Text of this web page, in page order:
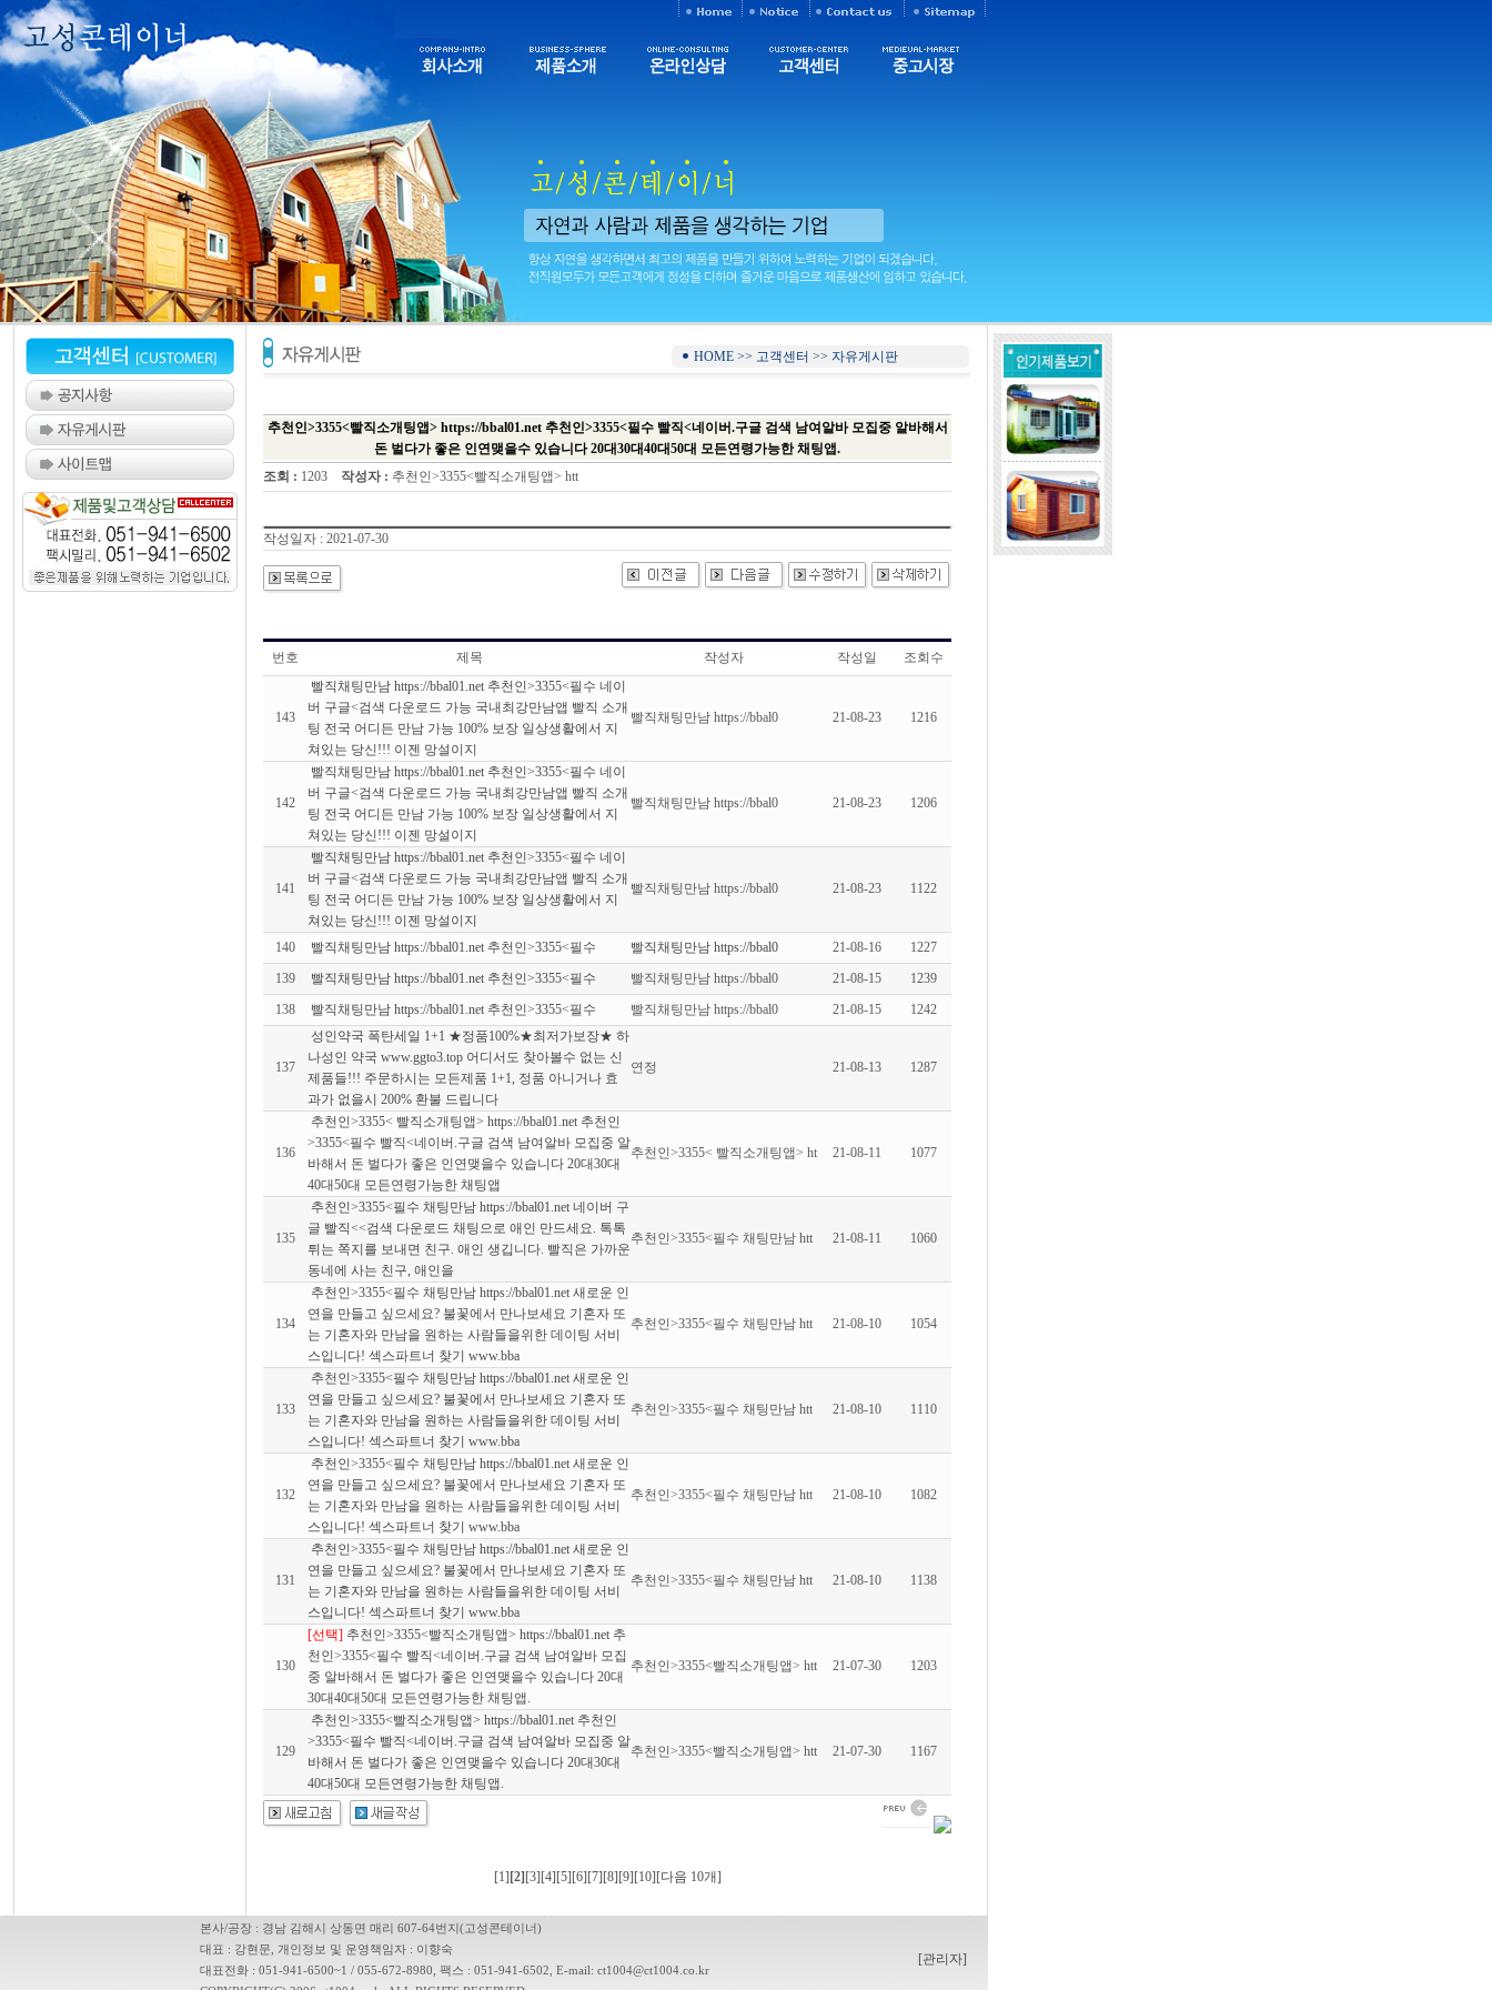
HOME >> 고객센터 >> 자유게시판
추천인>3355<빨직소개팅앱> https://bbal01.net 추천인>3355<필수 빨직<네이버.구글 검색 남여알바 모집중 알바해서
돈 벌다가 좋은 인연맺을수 있습니다 20대30대40대50대 모든연령가능한 채팅앱.
조회 : 1203 작성자 : 추천인>3355<빨직소개팅앱> htt
작성일자 : 2021-07-30
번호 제목 작성자 작성일 조회수
143
빨직채팅만남 https://bbal01.net 추천인>3355<필수 네이
버 구글<검색 다운로드 가능 국내최강만남앱 빨직 소개
팅 전국 어디든 만남 가능 100% 보장 일상생활에서 지
쳐있는 당신!!! 이젠 망설이지
빨직채팅만남 https://bbal0 21-08-23 1216
142
빨직채팅만남 https://bbal01.net 추천인>3355<필수 네이
버 구글<검색 다운로드 가능 국내최강만남앱 빨직 소개
팅 전국 어디든 만남 가능 100% 보장 일상생활에서 지
쳐있는 당신!!! 이젠 망설이지
빨직채팅만남 https://bbal0 21-08-23 1206
141
빨직채팅만남 https://bbal01.net 추천인>3355<필수 네이
버 구글<검색 다운로드 가능 국내최강만남앱 빨직 소개
팅 전국 어디든 만남 가능 100% 보장 일상생활에서 지
쳐있는 당신!!! 이젠 망설이지
빨직채팅만남 https://bbal0 21-08-23 1122
140 빨직채팅만남 https://bbal01.net 추천인>3355<필수 빨직채팅만남 https://bbal0 21-08-16
1227
139
빨직채팅만남 https://bbal01.net 추천인>3355<필수 빨직채팅만남 https://bbal0 21-08-15
1239
138
빨직채팅만남 https://bbal01.net 추천인>3355<필수 빨직채팅만남 https://bbal0 21-08-15 1242
137
성인약국 폭탄세일 1+1 ★정품100%★최저가보장★ 하
나성인 약국 www.ggto3.top 어디서도 찾아볼수 없는 신
제품들!!! 주문하시는 모든제품 1+1, 정품 아니거나 효
과가 없을시 200% 환불 드립니다
연정 21-08-13 1287
136
추천인>3355< 빨직소개팅앱> https://bbal01.net 추천인
>3355<필수 빨직<네이버.구글 검색 남여알바 모집중 알
바해서 돈 벌다가 좋은 인연맺을수 있습니다 20대30대
40대50대 모든연령가능한 채팅앱
추천인>3355< 빨직소개팅앱> ht 21-08-11 1077
135
추천인>3355<필수 채팅만남 https://bbal01.net 네이버 구
글 빨직<<검색 다운로드 채팅으로 애인 만드세요. 톡톡
튀는 쪽지를 보내면 친구. 애인 생깁니다. 빨직은 가까운
동네에 사는 친구, 애인을
추천인>3355<필수 채팅만남 htt 21-08-11 1060
134
추천인>3355<필수 채팅만남 https://bbal01.net 새로운 인
연을 만들고 싶으세요? 불꽃에서 만나보세요 기혼자 또
는 기혼자와 만남을 원하는 사람들을위한 데이팅 서비
스입니다! 섹스파트너 찾기 www.bba
추천인>3355<필수 채팅만남 htt 21-08-10 1054
133
추천인>3355<필수 채팅만남 https://bbal01.net 새로운 인
연을 만들고 싶으세요? 불꽃에서 만나보세요 기혼자 또
는 기혼자와 만남을 원하는 사람들을위한 데이팅 서비
스입니다! 섹스파트너 찾기 www.bba
추천인>3355<필수 채팅만남 htt 21-08-10 1110
132
추천인>3355<필수 채팅만남 https://bbal01.net 새로운 인
연을 만들고 싶으세요? 불꽃에서 만나보세요 기혼자 또
는 기혼자와 만남을 원하는 사람들을위한 데이팅 서비
스입니다! 섹스파트너 찾기 www.bba
추천인>3355<필수 채팅만남 htt 21-08-10 1082
131
추천인>3355<필수 채팅만남 https://bbal01.net 새로운 인
연을 만들고 싶으세요? 불꽃에서 만나보세요 기혼자 또
는 기혼자와 만남을 원하는 사람들을위한 데이팅 서비
스입니다! 섹스파트너 찾기 www.bba
추천인>3355<필수 채팅만남 htt 21-08-10 1138
130
[선택] 추천인>3355<빨직소개팅앱> https://bbal01.net 추
천인>3355<필수 빨직<네이버.구글 검색 남여알바 모집
중 알바해서 돈 벌다가 좋은 인연맺을수 있습니다 20대
30대40대50대 모든연령가능한 채팅앱.
추천인>3355<빨직소개팅앱> htt 21-07-30 1203
129
추천인>3355<빨직소개팅앱> https://bbal01.net 추천인
>3355<필수 빨직<네이버.구글 검색 남여알바 모집중 알
바해서 돈 벌다가 좋은 인연맺을수 있습니다 20대30대
40대50대 모든연령가능한 채팅앱.
추천인>3355<빨직소개팅앱> htt 21-07-30 1167
[1] [2] [3][4][5][6][7][8][9][10][다음 10개]
본사/공장 : 경남 김해시 상동면 매리 607-64번지(고성콘테이너)
대표 : 강현문, 개인정보 및 운영책임자 : 이향숙
대표전화 : 051-941-6500~1 / 055-672-8980, 팩스 : 051-941-6502, E-mail: ct1004@ct1004.co.kr
[관리자]